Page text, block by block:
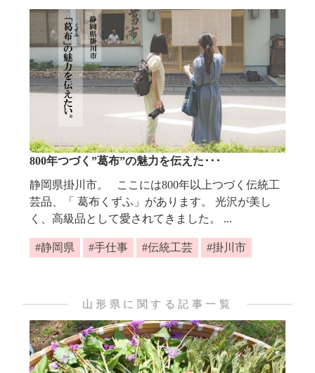
800年つづく”葛布”の魅力を伝えた･･･
静岡県掛川市。 ここには800年以上つづく伝統工
芸品、「 葛布くずふ」があります。 光沢が美し
く、高級品として愛されてきました。 ...
静岡県 手仕事 伝統工芸 掛川市
山形県に関する記事一覧